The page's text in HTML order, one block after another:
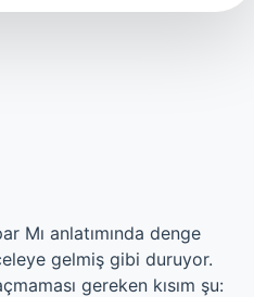
Mı anlatımında denge
gelmiş gibi duruyor.
gereken kısım şu: